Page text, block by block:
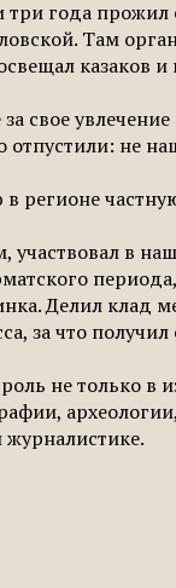
года прожил
Там
казаков и
свое
отпустили: не
регионе
участвовал в
Делил клад
за что
не только в